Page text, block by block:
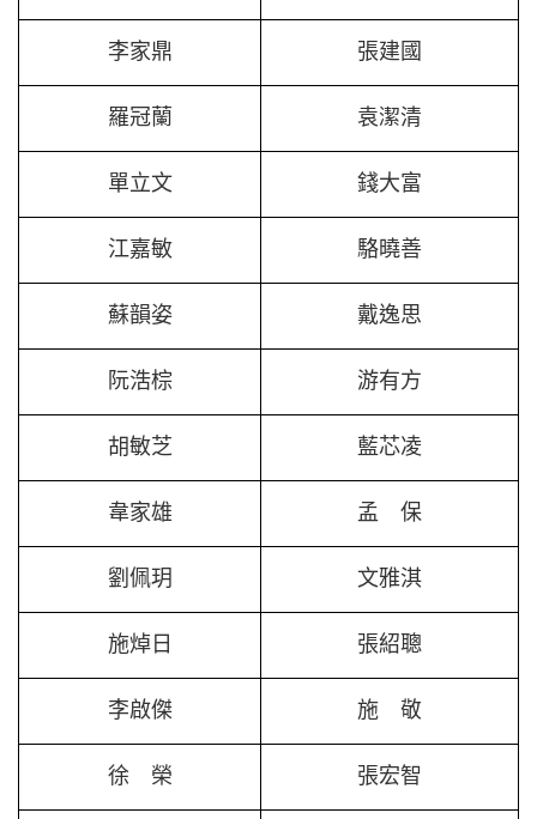
李家鼎 張建國
羅冠蘭 袁潔清
單立文 錢大富
江嘉敏 駱曉善
蘇韻姿 戴逸思
阮浩棕 游有方
胡敏芝 藍芯凌
韋家雄 孟 保
劉佩玥 文雅淇
施焯日 張紹聰
李啟傑 施 敬
徐 榮 張宏智